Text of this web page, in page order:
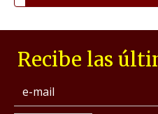
Recibe las